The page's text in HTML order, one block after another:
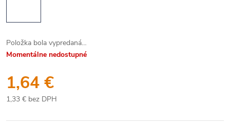
Položka bola vypredaná…
Momentálne nedostupné
1,64 €
1,33 € bez DPH